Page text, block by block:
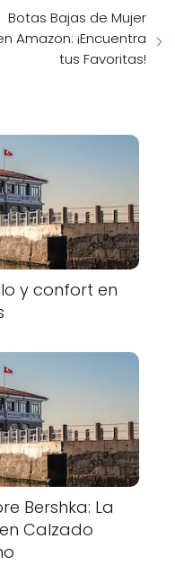
Botas Bajas de Mujer
Amazon: ¡Encuentra
tus Favoritas!
y confort en
Bershka: La
Calzado